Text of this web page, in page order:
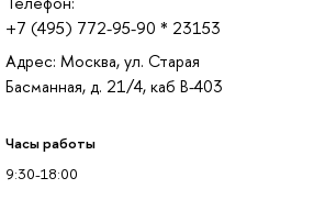
+7 (495) 772-95-90 * 23153
Адрес: Москва, ул. Старая
Басманная, д. 21/4, каб В-403
Часы работы
9:30-18:00